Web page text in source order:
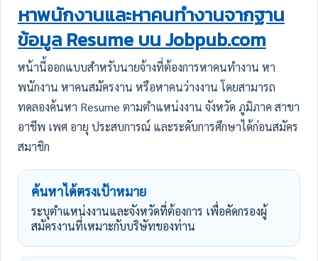
หาพนักงานและหาคนทำงานจากฐาน
ข้อมูล Resume บน Jobpub.com
หน้านี้ออกแบบสำหรับนายจ้างที่ต้องการหาคนทำงาน หา
พนักงาน หาคนสมัครงาน หรือหาคนว่างงาน โดยสามารถ
ทดลองค้นหา Resume ตามตำแหน่งงาน จังหวัด ภูมิภาค สาขา
อาชีพ เพศ อายุ ประสบการณ์ และระดับการศึกษาได้ก่อนสมัคร
สมาชิก
ค้นหาได้ตรงเป้าหมาย
ระบุตำแหน่งงานและจังหวัดที่ต้องการ เพื่อคัดกรองผู้
สมัครงานที่เหมาะกับบริษัทของท่าน